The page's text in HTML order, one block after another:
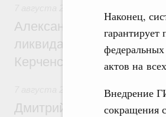
Наконец,
гарантирует
актов на
Внедрение
сокращения
Александр Козлов
ликвидации
Керченском проливе
Среднее
Дмитрий Чернышенко: